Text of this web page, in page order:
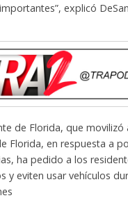
explicó
de Florida, que movilizó
Florida, en respuesta a
ha pedido a los
y eviten usar vehículos